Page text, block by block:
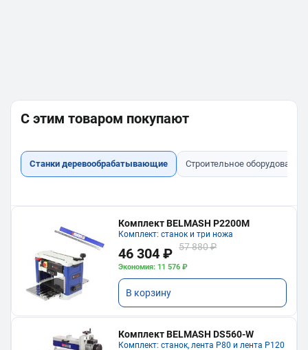
С этим товаром покупают
Станки деревообрабатывающие Строительное оборудование
Комплект BELMASH P2200M
Комплект: станок и три ножа
46 304 ₽ 57 880 ₽
Экономия: 11 576 ₽
В корзину
Комплект BELMASH DS560-W
Комплект: станок, лента P80 и лента P120